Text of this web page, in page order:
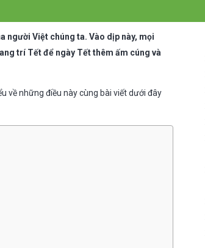
người Việt chúng ta. Vào dịp này, mọi
trí Tết để ngày Tết thêm ấm cúng và
về những điều này cùng bài viết dưới đây